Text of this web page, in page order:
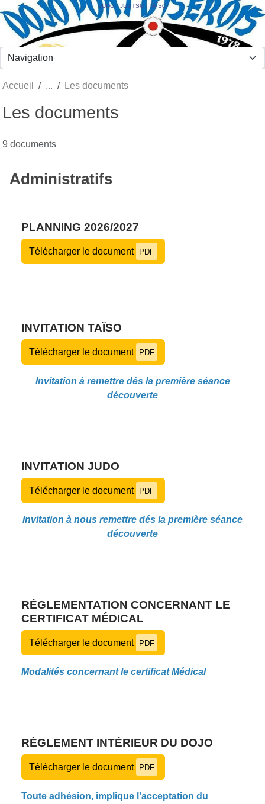
JUDO - JUJITSU - TAÏSO
Accueil Les documents
Les documents
9 documents
Administratifs
PLANNING 2026/2027
Télécharger le document PDF
INVITATION TAÏSO
Télécharger le document PDF
Invitation à remettre dés la première séance
découverte
INVITATION JUDO
Télécharger le document PDF
Invitation à nous remettre dés la première séance
découverte
RÉGLEMENTATION CONCERNANT LE
CERTIFICAT MÉDICAL
Télécharger le document PDF
Modalités concernant le certificat Médical
RÈGLEMENT INTÉRIEUR DU DOJO
Télécharger le document PDF
Toute adhésion, implique l'acceptation du
Panneau de gestion des cookies